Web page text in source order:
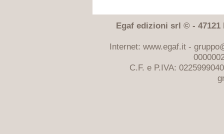
Egaf edizioni srl © - 47121
Internet: www.egaf.it -
C.F. e P.IVA: